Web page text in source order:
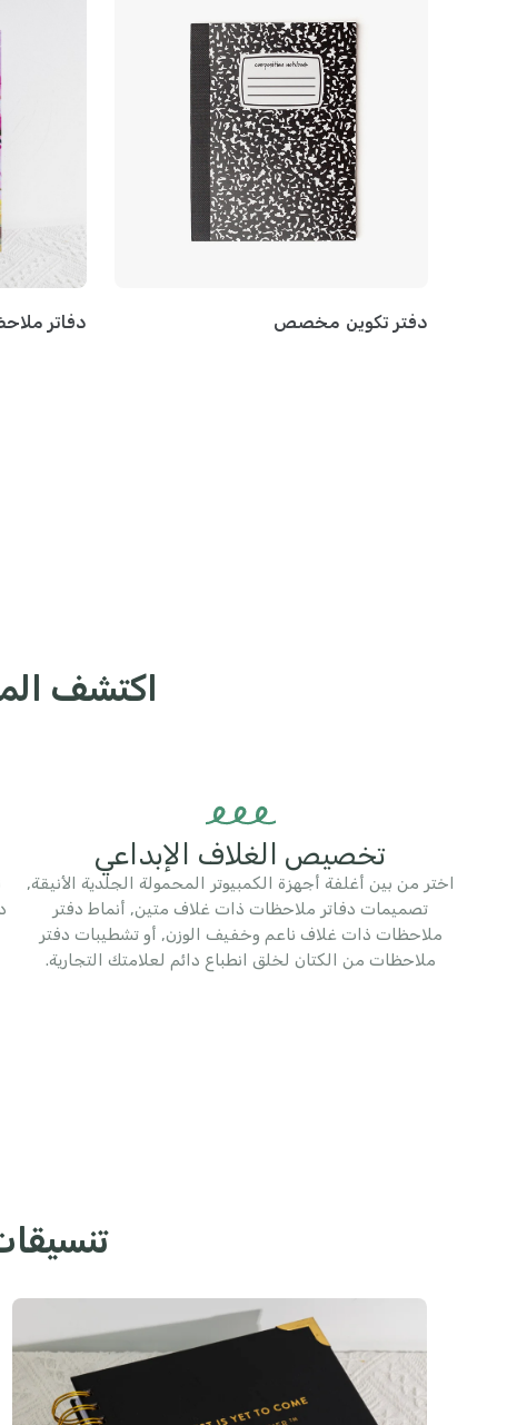
دفتر تكوين مخصص دفاتر
اكتشف
تخصيص الغلاف الإبداعي
اختر من بين أغلفة أجهزة الكمبيوتر المحمولة الجلدية الأنيقة,
تصميمات دفاتر ملاحظات ذات غلاف متين, أنماط دفتر
ملاحظات ذات غلاف ناعم وخفيف الوزن, أو تشطيبات دفتر
ملاحظات من الكتان لخلق انطباع دائم لعلامتك التجارية.